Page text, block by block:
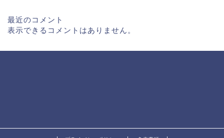
最近のコメント
表示できるコメントはありません。